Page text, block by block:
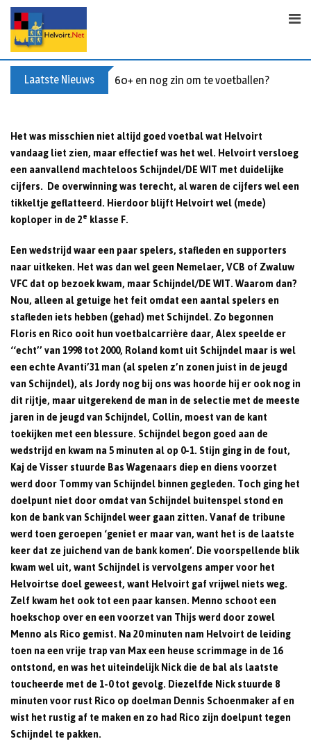
Skip
content
Laatste Nieuws 60+ en nog zin om te voetballen? Kom
Het was misschien niet altijd goed voetbal wat Helvoirt
vandaag liet zien, maar effectief was het wel. Helvoirt versloeg
een aanvallend machteloos Schijndel/DE WIT met duidelijke
cijfers. De overwinning was terecht, al waren de cijfers wel een
tikkeltje geflatteerd. Hierdoor blijft Helvoirt wel (mede)
koploper in de 2e klasse F.
Een wedstrijd waar een paar spelers, stafleden en supporters
naar uitkeken. Het was dan wel geen Nemelaer, VCB of Zwaluw
VFC dat op bezoek kwam, maar Schijndel/DE WIT. Waarom dan?
Nou, alleen al getuige het feit omdat een aantal spelers en
stafleden iets hebben (gehad) met Schijndel. Zo begonnen
Floris en Rico ooit hun voetbalcarrière daar, Alex speelde er
‘‘echt’’ van 1998 tot 2000, Roland komt uit Schijndel maar is wel
een echte Avanti’31 man (al spelen z’n zonen juist in de jeugd
van Schijndel), als Jordy nog bij ons was hoorde hij er ook nog in
dit rijtje, maar uitgerekend de man in de selectie met de meeste
jaren in de jeugd van Schijndel, Collin, moest van de kant
toekijken met een blessure. Schijndel begon goed aan de
wedstrijd en kwam na 5 minuten al op 0-1. Stijn ging in de fout,
Kaj de Visser stuurde Bas Wagenaars diep en diens voorzet
werd door Tommy van Schijndel binnen gegleden. Toch ging het
doelpunt niet door omdat van Schijndel buitenspel stond en
kon de bank van Schijndel weer gaan zitten. Vanaf de tribune
werd toen geroepen ‘geniet er maar van, want het is de laatste
keer dat ze juichend van de bank komen’. Die voorspellende blik
kwam wel uit, want Schijndel is vervolgens amper voor het
Helvoirtse doel geweest, want Helvoirt gaf vrijwel niets weg.
Zelf kwam het ook tot een paar kansen. Menno schoot een
hoekschop over en een voorzet van Thijs werd door zowel
Menno als Rico gemist. Na 20 minuten nam Helvoirt de leiding
toen na een vrije trap van Max een heuse scrimmage in de 16
ontstond, en was het uiteindelijk Nick die de bal als laatste
toucheerde met de 1-0 tot gevolg. Diezelfde Nick stuurde 8
minuten voor rust Rico op doelman Dennis Schoenmaker af en
wist het rustig af te maken en zo had Rico zijn doelpunt tegen
Schijndel te pakken.